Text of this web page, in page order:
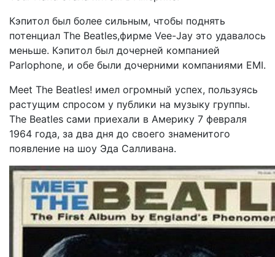
Кэпитол был более сильным, чтобы поднять
потенциал The Beatles,фирме Vee-Jay это удавалось
меньше. Кэпитол был дочерней компанией
Parlophone, и обе были дочерними компаниями EMI.
Meet The Beatles! имел огромный успех, пользуясь
растущим спросом у публики на музыку группы.
The Beatles сами приехали в Америку 7 февраля
1964 года, за два дня до своего знаменитого
появление на шоу Эда Салливана.